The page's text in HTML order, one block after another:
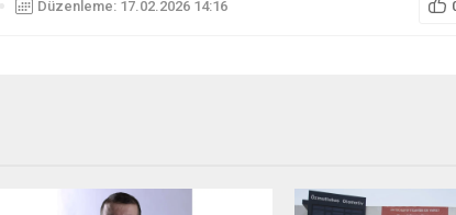
Düzenleme: 17.02.2026 14:16